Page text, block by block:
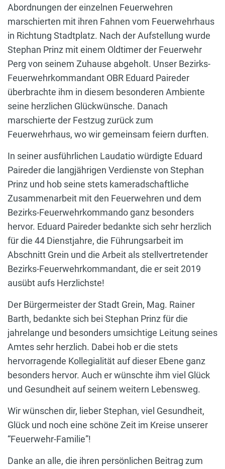
Abordnungen der einzelnen Feuerwehren
marschierten mit ihren Fahnen vom Feuerwehrhaus
in Richtung Stadtplatz. Nach der Aufstellung wurde
Stephan Prinz mit einem Oldtimer der Feuerwehr
Perg von seinem Zuhause abgeholt. Unser Bezirks-
Feuerwehrkommandant OBR Eduard Paireder
überbrachte ihm in diesem besonderen Ambiente
seine herzlichen Glückwünsche. Danach
marschierte der Festzug zurück zum
Feuerwehrhaus, wo wir gemeinsam feiern durften.
In seiner ausführlichen Laudatio würdigte Eduard
Paireder die langjährigen Verdienste von Stephan
Prinz und hob seine stets kameradschaftliche
Zusammenarbeit mit den Feuerwehren und dem
Bezirks-Feuerwehrkommando ganz besonders
hervor. Eduard Paireder bedankte sich sehr herzlich
für die 44 Dienstjahre, die Führungsarbeit im
Abschnitt Grein und die Arbeit als stellvertretender
Bezirks-Feuerwehrkommandant, die er seit 2019
ausübt aufs Herzlichste!
Der Bürgermeister der Stadt Grein, Mag. Rainer
Barth, bedankte sich bei Stephan Prinz für die
jahrelange und besonders umsichtige Leitung seines
Amtes sehr herzlich. Dabei hob er die stets
hervorragende Kollegialität auf dieser Ebene ganz
besonders hervor. Auch er wünschte ihm viel Glück
und Gesundheit auf seinem weitern Lebensweg.
Wir wünschen dir, lieber Stephan, viel Gesundheit,
Glück und noch eine schöne Zeit im Kreise unserer
“Feuerwehr-Familie”!
Danke an alle, die ihren persönlichen Beitrag zum